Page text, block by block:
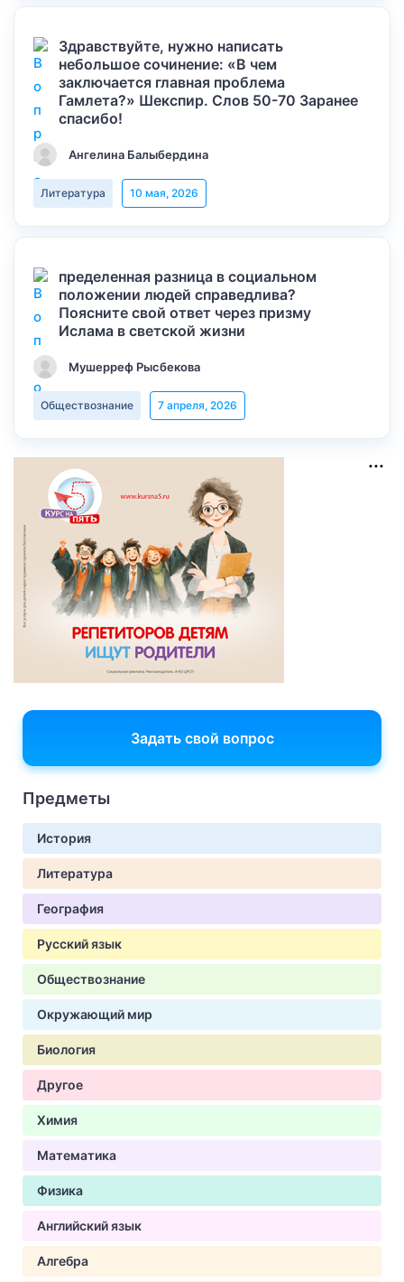
Здравствуйте, нужно написать
небольшое сочинение: «В чем
заключается главная проблема
Гамлета?» Шекспир. Слов 50-70 Заранее
спасибо!
Ангелина Балыбердина
Литература 10 мая, 2026
пределенная разница в социальном
положении людей справедлива?
Поясните свой ответ через призму
Ислама в светской жизни
Мушерреф Рысбекова
Обществознание 7 апреля, 2026
Задать свой вопрос
Предметы
История
Литература
География
Русский язык
Обществознание
Окружающий мир
Биология
Другое
Химия
Математика
Физика
Английский язык
Алгебра